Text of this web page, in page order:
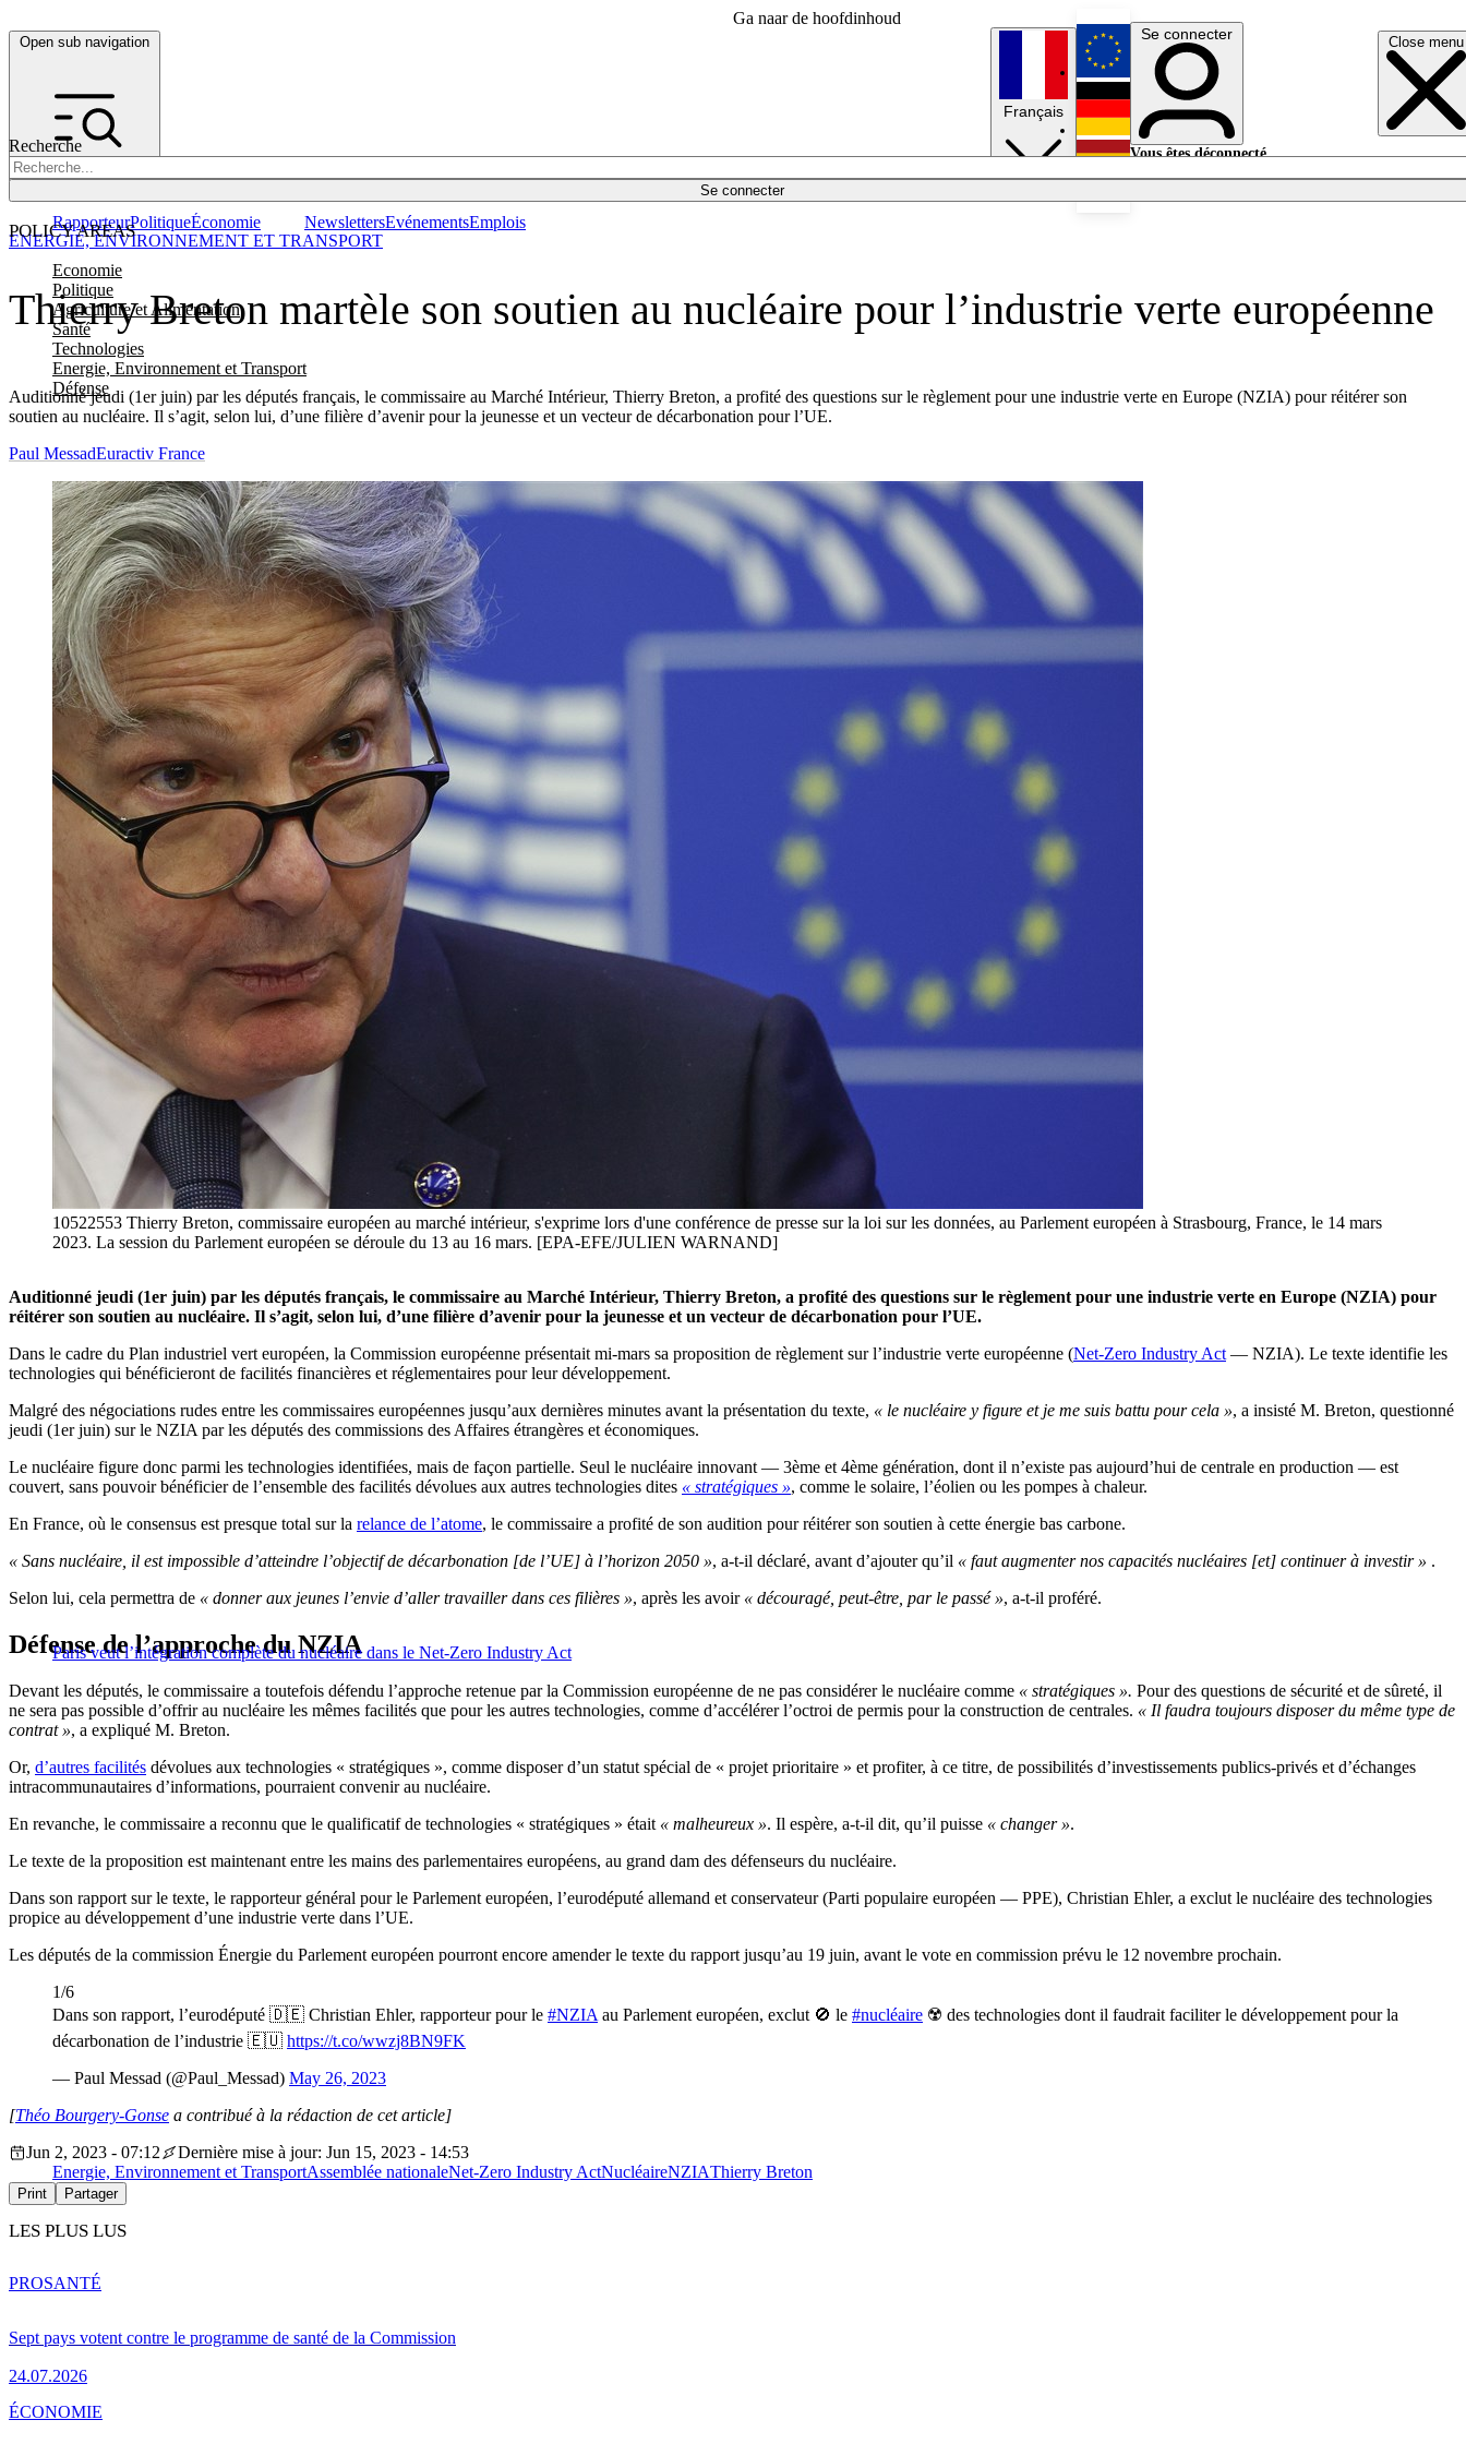
Ga naar de hoofdinhoud
Open sub navigation Close menu
Recherche
Se connecter
POLICY AREAS
Economie
Politique
Agriculture et Alimentation
Santé
Technologies
Energie, Environnement et Transport
Défense
RapporteurPolitiqueÉconomie NewslettersEvénementsEmplois
Français
English
Deutsch
Se connecter
Vous êtes déconnecté.
Thierry Breton martèle son soutien au nucléaire pour l’industrie verte européenne
Auditionné jeudi (1er juin) par les députés français, le commissaire au Marché Intérieur, Thierry Breton, a profité des questions sur le règlement pour une industrie verte en Europe (NZIA) pour réitérer son
soutien au nucléaire. Il s’agit, selon lui, d’une filière d’avenir pour la jeunesse et un vecteur de décarbonation pour l’UE.
ENERGIE, ENVIRONNEMENT ET TRANSPORT
Paul MessadEuractiv France
10522553 Thierry Breton, commissaire européen au marché intérieur, s'exprime lors d'une conférence de presse sur la loi sur les données, au Parlement européen à Strasbourg, France, le 14 mars
2023. La session du Parlement européen se déroule du 13 au 16 mars. [EPA-EFE/JULIEN WARNAND]
Auditionné jeudi (1er juin) par les députés français, le commissaire au Marché Intérieur, Thierry Breton, a profité des questions sur le règlement pour une industrie verte en Europe (NZIA) pour
réitérer son soutien au nucléaire. Il s’agit, selon lui, d’une filière d’avenir pour la jeunesse et un vecteur de décarbonation pour l’UE.
Dans le cadre du Plan industriel vert européen, la Commission européenne présentait mi-mars sa proposition de règlement sur l’industrie verte européenne (Net-Zero Industry Act — NZIA). Le texte identifie les
technologies qui bénéficieront de facilités financières et réglementaires pour leur développement.
Malgré des négociations rudes entre les commissaires européennes jusqu’aux dernières minutes avant la présentation du texte, « le nucléaire y figure et je me suis battu pour cela », a insisté M. Breton, questionné
jeudi (1er juin) sur le NZIA par les députés des commissions des Affaires étrangères et économiques.
Le nucléaire figure donc parmi les technologies identifiées, mais de façon partielle. Seul le nucléaire innovant — 3ème et 4ème génération, dont il n’existe pas aujourd’hui de centrale en production — est
couvert, sans pouvoir bénéficier de l’ensemble des facilités dévolues aux autres technologies dites « stratégiques », comme le solaire, l’éolien ou les pompes à chaleur.
En France, où le consensus est presque total sur la relance de l’atome, le commissaire a profité de son audition pour réitérer son soutien à cette énergie bas carbone.
« Sans nucléaire, il est impossible d’atteindre l’objectif de décarbonation [de l’UE] à l’horizon 2050 », a-t-il déclaré, avant d’ajouterqu’il « fautaugmenter nos capacités nucléaires [et] continuer à investir » .
Selon lui, cela permettra de « donner aux jeunes l’envie d’aller travailler dans ces filières », après les avoir « découragé, peut-être, par le passé », a-t-il proféré.
Paris veut l’intégration complète du nucléaire dans le Net-Zero Industry Act
Défense de l’approche du NZIA
Devant les députés, le commissaire a toutefois défendu l’approche retenue par la Commission européenne de ne pas considérer le nucléaire comme « stratégiques ». Pour des questions de sécurité et de sûreté, il
ne sera pas possible d’offrir au nucléaire les mêmes facilités que pour les autres technologies, comme d’accélérer l’octroi de permis pour la construction de centrales. « Il faudra toujours disposer du même type de
contrat », a expliqué M. Breton.
Or, d’autres facilités dévolues aux technologies « stratégiques », comme disposer d’un statut spécial de « projet prioritaire » et profiter, à ce titre, de possibilités d’investissements publics-privés et d’échanges
intracommunautaires d’informations, pourraient convenir au nucléaire.
En revanche, le commissaire a reconnu que le qualificatif de technologies « stratégiques » était « malheureux ». Il espère, a-t-il dit, qu’il puisse « changer ».
Le texte de la proposition est maintenant entre les mains des parlementaires européens, au grand dam des défenseurs du nucléaire.
Dans son rapport sur le texte, le rapporteur général pour le Parlement européen, l’eurodéputé allemand et conservateur (Parti populaire européen — PPE), Christian Ehler, a exclut le nucléaire des technologies
propice au développement d’une industrie verte dans l’UE.
Les députés de la commission Énergie du Parlement européen pourront encore amender le texte du rapport jusqu’au 19 juin, avant le vote en commission prévu le 12 novembre prochain.
1/6
Dans son rapport, l’eurodéputé 🇩🇪 Christian Ehler, rapporteur pour le #NZIA au Parlement européen, exclut 🚫 le #nucléaire ☢️ des technologies dont il faudrait faciliter le développement pour la
décarbonation de l’industrie 🇪🇺 https://t.co/wwzj8BN9FK
— Paul Messad (@Paul_Messad) May 26, 2023
[Théo Bourgery-Gonse a contribué à la rédaction de cet article]
Jun 2, 2023 - 07:12
Dernière mise à jour: Jun 15, 2023 - 14:53
Energie, Environnement et TransportAssemblée nationaleNet-Zero Industry ActNucléaireNZIAThierry Breton
Print Partager
LES PLUS LUS
Sept pays votent contre le programme de santé de la Commission
24.07.2026
PROSANTÉ
ÉCONOMIE